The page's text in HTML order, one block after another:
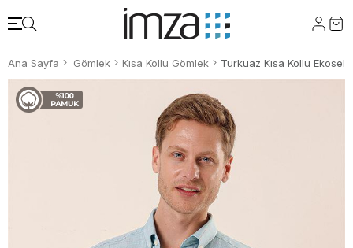
Ana Sayfa Gömlek Kısa Kollu Gömlek